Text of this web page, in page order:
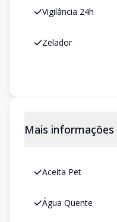
Vigilância 24h
Zelador
Mais informações
Aceita Pet
Água Quente